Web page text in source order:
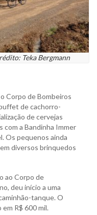
Teka Bergmann
Corpo de Bombeiros
de cachorro-
de cervejas
com a Bandinha Immer
Os pequenos ainda
diversos brinquedos
ao Corpo de
deu início a uma
tanque. O
R$ 600 mil.